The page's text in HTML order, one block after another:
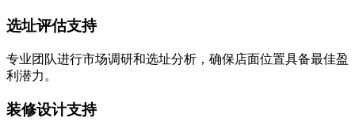
选址评估支持
专业团队进行市场调研和选址分析，确保店面位置具备最佳盈
利潜力。
装修设计支持